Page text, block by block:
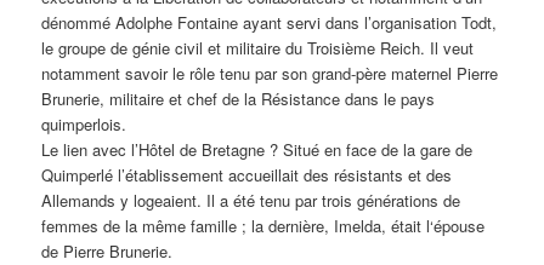
dénommé Adolphe Fontaine ayant servi dans l’organisation Todt,
le groupe de génie civil et militaire du Troisième Reich. Il veut
notamment savoir le rôle tenu par son grand-père maternel Pierre
Brunerie, militaire et chef de la Résistance dans le pays
quimperlois.
Le lien avec l’Hôtel de Bretagne ? Situé en face de la gare de
Quimperlé l’établissement accueillait des résistants et des
Allemands y logeaient. Il a été tenu par trois générations de
femmes de la même famille ; la dernière, Imelda, était l‘épouse
de Pierre Brunerie.